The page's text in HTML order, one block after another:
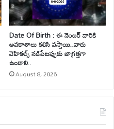
Date Of Birth : ఈ నెంబర్ వారికి
అవకాశాలు కలిసి వస్తాయి..వారు
వెహికల్స్ నడిపేటప్పుడు జాగ్రత్తగా
ఉండాలి..
August 8, 2026